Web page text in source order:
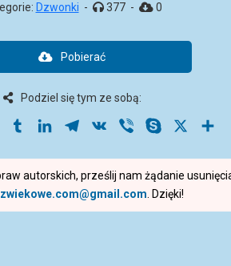
Dzwonki - 377 - 0
Pobierać
Podziel się tym ze sobą:
PinterestTumblrLinkedInTelegram
VK Viber Skype
autorskich, prześlij nam żądanie
. Dzięki!